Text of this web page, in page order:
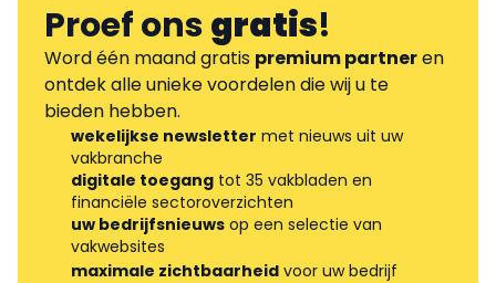
Proef onsgratis!
Word één maand gratis premium partneren
ontdek alle unieke voordelen die wij u te
bieden hebben.
wekelijkse newsletter met nieuws uit uw
vakbranche
digitale toegang tot 35 vakbladen en
financiële sectoroverzichten
uw bedrijfsnieuws op een selectie van
vakwebsites
maximale zichtbaarheid voor uw bedrijf